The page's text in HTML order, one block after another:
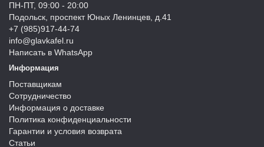
ПН-ПТ, 09:00 - 20:00
Подольск, проспект Юных Ленинцев, д.41
+7 (985)917-44-74
info@glavkafel.ru
Написать в WhatsApp
Информация
Поставщикам
Сотрудничество
Информация о доставке
Политика конфиденциальности
Гарантии и условия возврата
Статьи